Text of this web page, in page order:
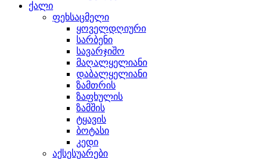
ქალი
ფეხსაცმელი
ყოველდღიური
სარბენი
სავარჯიშო
მაღალყელიანი
დაბალყელიანი
ზამთრის
ზაფხულის
ზამშის
ტყავის
ბოტასი
კედი
აქსესუარები